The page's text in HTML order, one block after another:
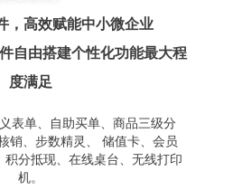
，高效赋能中小微企业
自由搭建个性化功能最大程
度满足
表单、自助买单、商品三级分
销、步数精灵、 储值卡、会员
积分抵现、在线桌台、无线打印
机。